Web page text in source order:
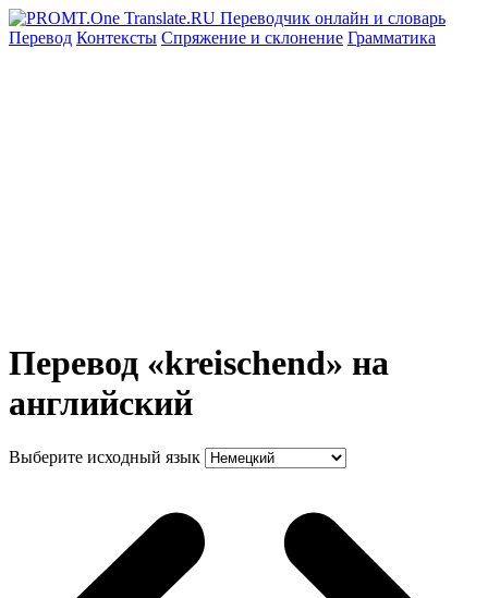
Перевод Контексты Спряжение и склонение Грамматика
Перевод «kreischend» на
английский
Выберите исходный язык